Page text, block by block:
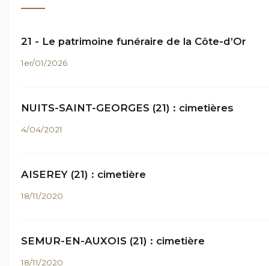
21 - Le patrimoine funéraire de la Côte-d’Or
1er/01/2026
NUITS-SAINT-GEORGES (21) : cimetières
4/04/2021
AISEREY (21) : cimetière
18/11/2020
SEMUR-EN-AUXOIS (21) : cimetière
18/11/2020